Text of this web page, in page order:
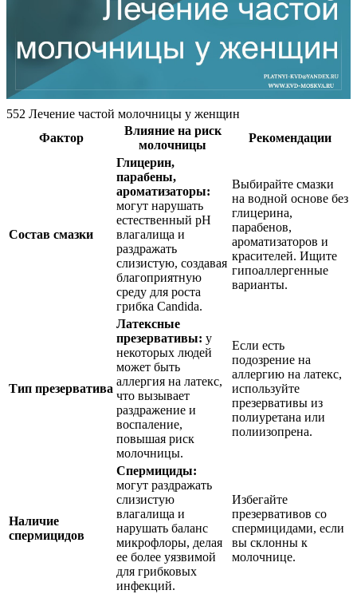
552 Лечение частой молочницы у женщин
Фактор
Влияние на риск
молочницы
Рекомендации
Состав смазки
Глицерин,
парабены,
ароматизаторы:
могут нарушать
естественный pH
влагалища и
раздражать
слизистую, создавая
благоприятную
среду для роста
грибка Candida.
Выбирайте смазки
на водной основе без
глицерина,
парабенов,
ароматизаторов и
красителей. Ищите
гипоаллергенные
варианты.
Тип презерватива
Латексные
презервативы: у
некоторых людей
может быть
аллергия на латекс,
что вызывает
раздражение и
воспаление,
повышая риск
молочницы.
Если есть
подозрение на
аллергию на латекс,
используйте
презервативы из
полиуретана или
полиизопрена.
Наличие
спермицидов
Спермициды:
могут раздражать
слизистую
влагалища и
нарушать баланс
микрофлоры, делая
ее более уязвимой
для грибковых
инфекций.
Избегайте
презервативов со
спермицидами, если
вы склонны к
молочнице.